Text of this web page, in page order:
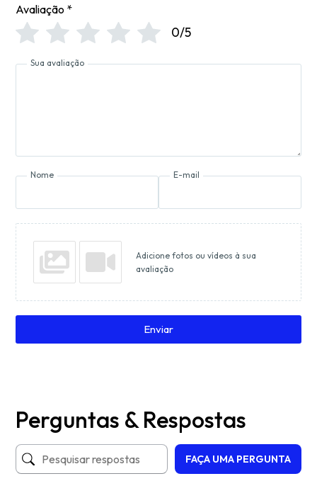
Avaliação *
0/5
Sua avaliação
Nome E-mail
Adicione fotos ou vídeos à sua
avaliação
Enviar
Perguntas & Respostas
FAÇA UMA PERGUNTA